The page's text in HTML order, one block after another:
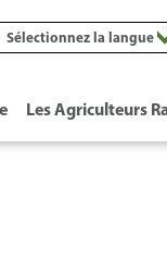
Les Agriculteurs
Sélectionnez la langue